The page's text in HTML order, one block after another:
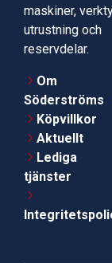
maskiner,
utrustning och
reservdelar.
Om
Söderströms
Köpvillkor
Aktuellt
Lediga
tjänster